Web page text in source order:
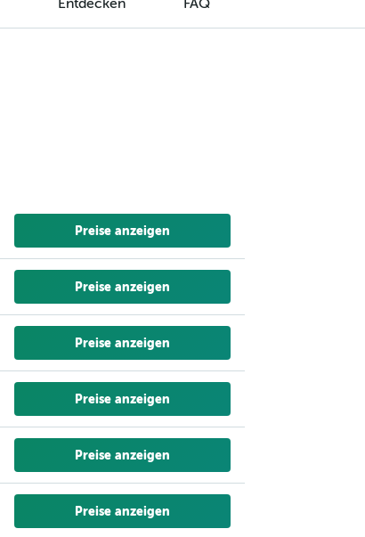
Preise anzeigen
Preise anzeigen
Preise anzeigen
Preise anzeigen
Preise anzeigen
Preise anzeigen